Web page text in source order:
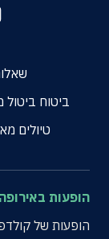
ביטוח
טיולים
הופעות באירופה
הופעות של